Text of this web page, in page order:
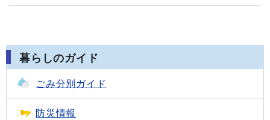
暮らしのガイド
ごみ分別ガイド
防災情報